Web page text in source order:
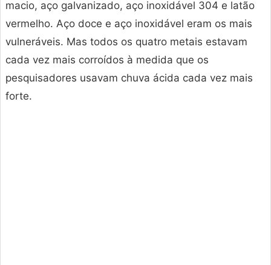
macio, aço galvanizado, aço inoxidável 304 e latão
vermelho. Aço doce e aço inoxidável eram os mais
vulneráveis. Mas todos os quatro metais estavam
cada vez mais corroídos à medida que os
pesquisadores usavam chuva ácida cada vez mais
forte.